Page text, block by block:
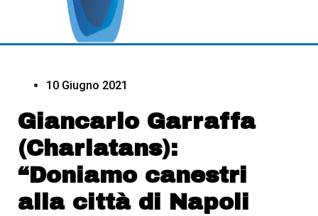
10 Giugno 2021
Giancarlo Garraffa
(Charlatans):
“Doniamo canestri
alla città di Napoli